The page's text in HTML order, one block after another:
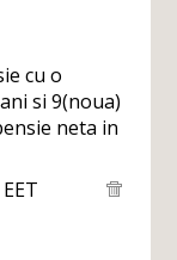
cu o
si 9(noua)
neta in